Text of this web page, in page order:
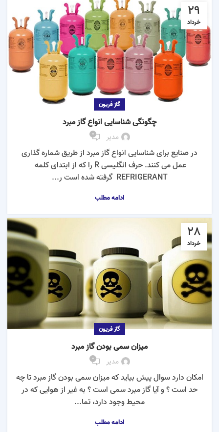
29
خرداد
گاز فریون
چگونگی شناسایی انواع گاز مبرد
مدیر 0
در صنایع برای شناسایی انواع گاز مبرد از طریق شماره گذاری
عمل می کنند. حرف انگلیسی R را که از ابتدای کلمه
REFRIGERANT گرفته شده است ر...
ادامه مطلب
28
خرداد
گاز فریون
میزان سمی بودن گاز مبرد
مدیر 0
امکان دارد سوال پیش بیاید که میزان سمی بودن گاز مبرد تا چه
حد است ؟ و آیا گاز مبرد سمی است ؟ به غیر از هوایی که در
محیط وجود دارد، تما...
ادامه مطلب